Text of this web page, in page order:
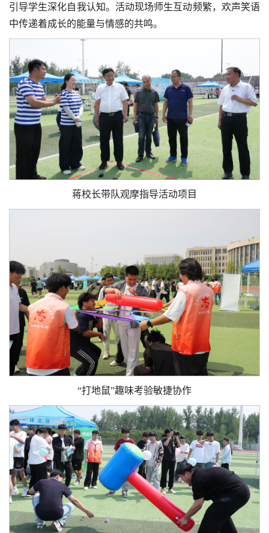
引导学生深化自我认知。活动现场师生互动频繁，欢声笑语
中传递着成长的能量与情感的共鸣。
蒋校长带队观摩指导活动项目
“打地鼠”趣味考验敏捷协作